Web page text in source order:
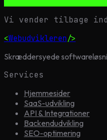
Vi vender tilbage
<Webudvikleren/>
Skræddersyede
Services
Hjemmesider
SaaS-udvikling
API & Integrationer
Backendudvikling
SEO-optimering